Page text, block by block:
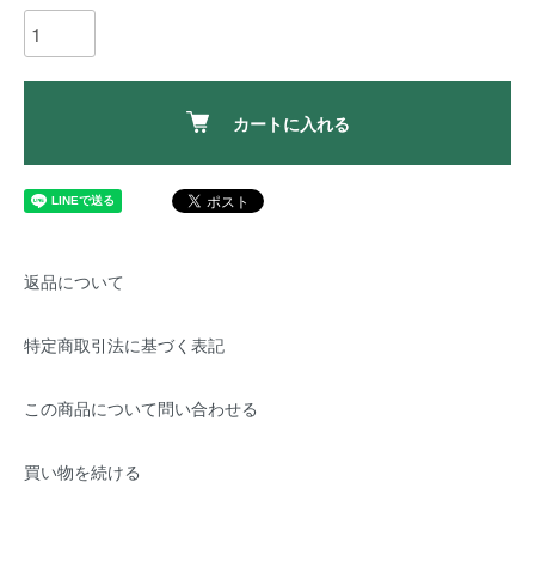
カートに入れる
返品について
特定商取引法に基づく表記
この商品について問い合わせる
買い物を続ける